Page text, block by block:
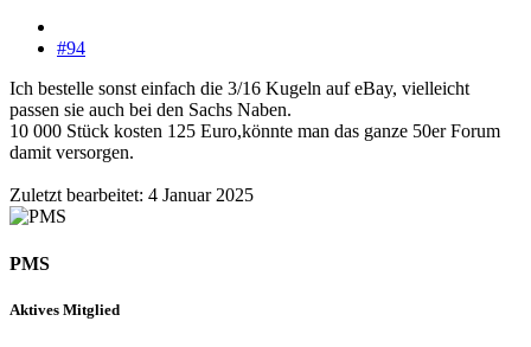
#94
Ich bestelle sonst einfach die 3/16 Kugeln auf eBay, vielleicht
passen sie auch bei den Sachs Naben.
10 000 Stück kosten 125 Euro,könnte man das ganze 50er Forum
damit versorgen.
Zuletzt bearbeitet: 4 Januar 2025
PMS
Aktives Mitglied